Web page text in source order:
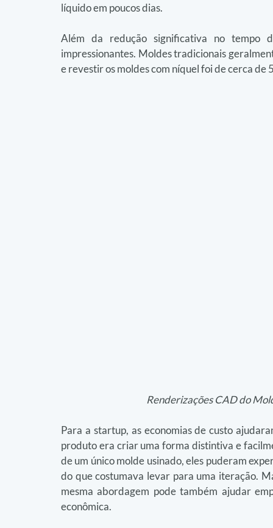
líquido em poucos dias.
Além da redução significativa no tempo
impressionantes. Moldes tradicionais
e revestir os moldes com níquel foi de cerca de
Renderizações CAD do
Para a startup, as economias de custo
produto era criar uma forma distintiva e
de um único molde usinado, eles puderam
do que costumava levar para uma iteração.
mesma abordagem pode também ajudar
econômica.